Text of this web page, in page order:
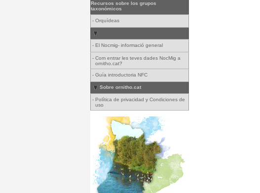
Recursos sobre los grupos
taxonómicos
- Orquídeas
- El Nocmig- informació general
- Com entrar les teves dades NocMig a
ornitho.cat?
- Guía introductoria NFC
Sobre ornitho.cat
- Política de privacidad y Condiciones de
uso